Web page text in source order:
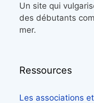
Un site qui
des débutants
mer.
Ressources
Les associations